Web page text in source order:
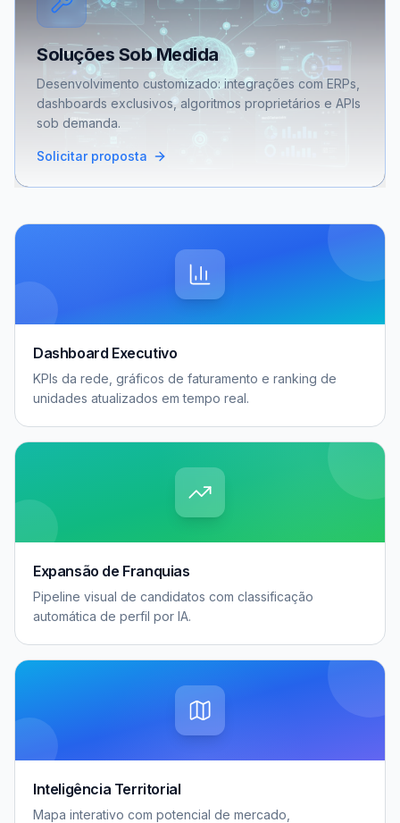
Soluções Sob Medida
Desenvolvimento customizado: integrações com ERPs,
dashboards exclusivos, algoritmos proprietários e APIs
sob demanda.
Solicitar proposta
Dashboard Executivo
KPIs da rede, gráficos de faturamento e ranking de
unidades atualizados em tempo real.
Expansão de Franquias
Pipeline visual de candidatos com classificação
automática de perfil por IA.
Inteligência Territorial
Mapa interativo com potencial de mercado,